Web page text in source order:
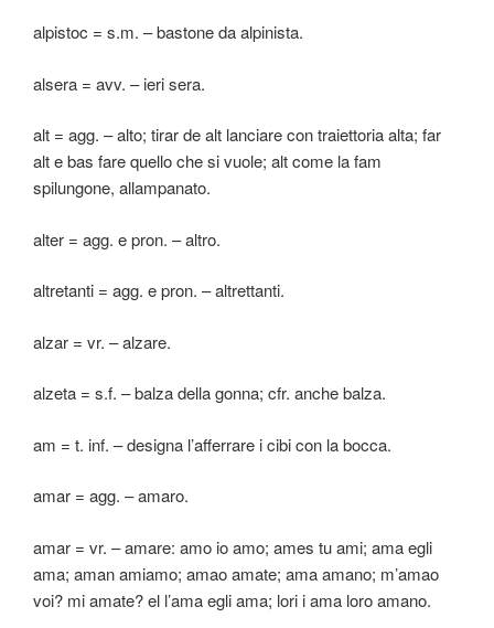
alpistoc = s.m. – bastone da alpinista.
alsera = avv. – ieri sera.
alt = agg. – alto; tirar de alt lanciare con traiettoria alta; far
alt e bas fare quello che si vuole; alt come la fam
spilungone, allampanato.
alter = agg. e pron. – altro.
altretanti = agg. e pron. – altrettanti.
alzar = vr. – alzare.
alzeta = s.f. – balza della gonna; cfr. anche balza.
am = t. inf. – designa l’afferrare i cibi con la bocca.
amar = agg. – amaro.
amar = vr. – amare: amo io amo; ames tu ami; ama egli
ama; aman amiamo; amao amate; ama amano; m’amao
voi? mi amate? el l’ama egli ama; lori i ama loro amano.